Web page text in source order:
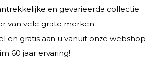
en gevarieerde collectie
van vele grote merken
en gratis aan u vanuit onze webshop
60 jaar ervaring!